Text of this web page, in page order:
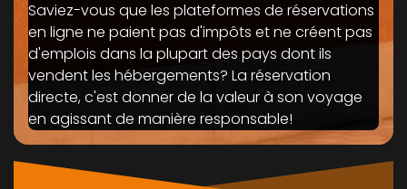
Saviez-vous que les plateformes de réservations
en ligne ne paient pas d'impôts et ne créent pas
d'emplois dans la plupart des pays dont ils
vendent les hébergements? La réservation
directe, c'est donner de la valeur à son voyage
en agissant de manière responsable!